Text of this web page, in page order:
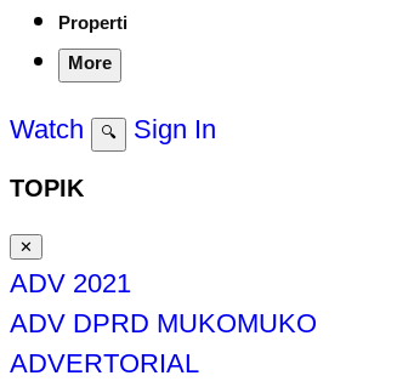
Properti
More
Watch 🔍 Sign In
TOPIK
✕
ADV 2021
ADV DPRD MUKOMUKO
ADVERTORIAL